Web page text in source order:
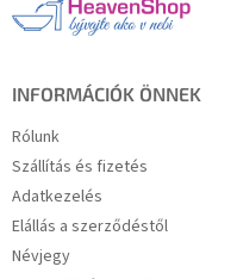
INFORMÁCIÓK ÖNNEK
Rólunk
Szállítás és fizetés
Adatkezelés
Elállás a szerződéstől
Névjegy